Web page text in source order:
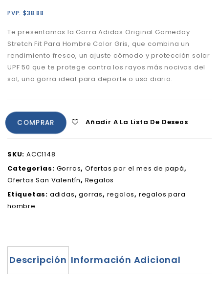
PVP: $38.88
Te presentamos la Gorra Adidas Original Gameday
Stretch Fit Para Hombre Color Gris, que combina un
rendimiento fresco, un ajuste cómodo y protección solar
UPF 50 que te protege contra los rayos más nocivos del
sol, una gorra ideal para deporte o uso diario.
COMPRAR Añadir A La Lista De Deseos
SKU: ACC1148
Categorías: Gorras,Ofertas por el mes de papá,
Ofertas San Valentín, Regalos
Etiquetas: adidas,gorras, regalos, regalos para
hombre
Descripción Información Adicional